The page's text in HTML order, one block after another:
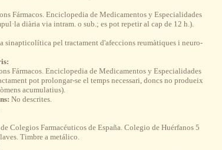
Fármacos. Enciclopedia de Medicamentos y Especialidades
diària via intram. o sub.; es pot repetir al cap de 12 h.).
sinapticolítica pel tractament d'afeccions reumàtiques i neuro-
Fármacos. Enciclopedia de Medicamentos y Especialidades
pot prolongar-se el temps necessari, doncs no produeix
acumulatius).
No descrites.
Colegios Farmacéuticos de España. Colegio de Huérfanos 5
Timbre a metálico.